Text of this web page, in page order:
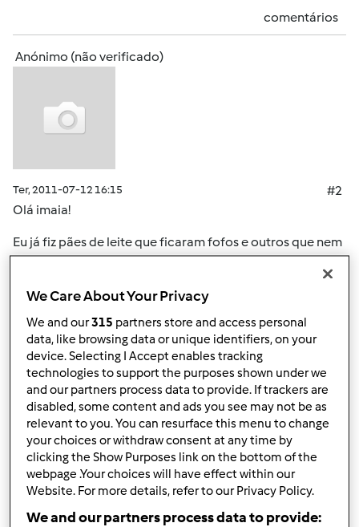
comentários
Anónimo (não verificado)
Ter, 2011-07-12 16:15
#2
Olá imaia!
Eu já fiz pães de leite que ficaram fofos e outros que nem
por isso... Tem a ver com a levedação da massa. Se não
levedar correctamente eles ficam massudos depois de
cozidos. Penso que eles devem levedar por duas vezes,
não sei de cor...
Espero ter ajudado!
Topo
Iniciar sessãoou registe-se aquipara escrever
comentários
We Care About Your Privacy
We and our315 partners store and access personal
data, like browsing data or unique identifiers, on your
device. Selecting I Accept enables tracking
technologies to support the purposes shown under we
and our partners process data to provide. If trackers are
disabled, some content and ads you see may not be as
relevant to you. You can resurface this menu to change
your choices or withdraw consent at any time by
clicking the Show Purposes link on the bottom of the
webpage .Your choices will have effect within our
Website. For more details, refer to our Privacy Policy.
We and our partners process data to provide: